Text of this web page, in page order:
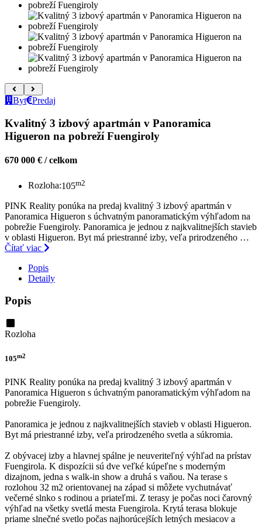
Byt Predaj
Kvalitný 3 izbový apartmán v Panoramica
Higueron na pobreží Fuengiroly
670 000 € / celkom
Rozloha:105m2
PINK Reality ponúka na predaj kvalitný 3 izbový apartmán v
Panoramica Higueron s úchvatným panoramatickým výhľadom na
pobrežie Fuengiroly. Panoramica je jednou z najkvalitnejších stavieb
v oblasti Higueron. Byt má priestranné izby, veľa prirodzeného …
Čítať viac
Popis
Detaily
Popis
Rozloha
105m2
PINK Reality ponúka na predaj kvalitný 3 izbový apartmán v
Panoramica Higueron s úchvatným panoramatickým výhľadom na
pobrežie Fuengiroly.
Panoramica je jednou z najkvalitnejších stavieb v oblasti Higueron.
Byt má priestranné izby, veľa prirodzeného svetla a súkromia.
Z obývacej izby a hlavnej spálne je neuveriteľný výhľad na prístav
Fuengirola. K dispozícii sú dve veľké kúpeľne s moderným
dizajnom, jedna s walk-in show a druhá s vaňou. Na terase s
rozlohou 32 m2 orientovanej na západ si môžete vychutnávať
večerné slnko s rodinou a priateľmi. Z terasy je počas noci čarovný
výhľad na všetky svetlá mesta Fuengirola. Krytá terasa blokuje
priame slnečné svetlo počas najhorúcejších letných mesiacov a